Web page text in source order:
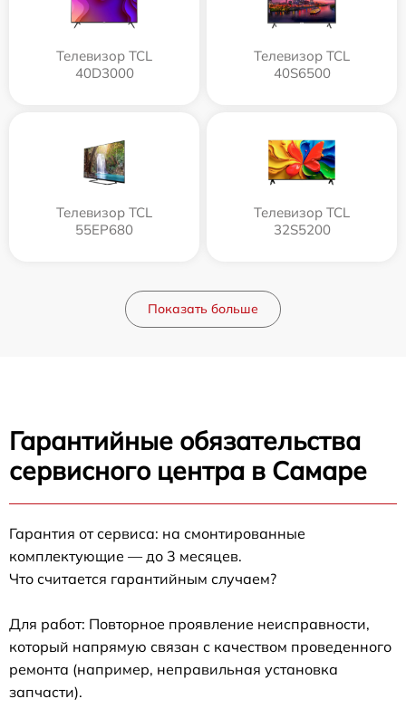
Телевизор TCL
40D3000
Телевизор TCL
40S6500
Телевизор TCL
55EP680
Телевизор TCL
32S5200
Показать больше
Гарантийные обязательства
сервисного центра в Самаре
Гарантия от сервиса: на смонтированные
комплектующие — до 3 месяцев.
Что считается гарантийным случаем?
Для работ: Повторное проявление неисправности,
который напрямую связан с качеством проведенного
ремонта (например, неправильная установка
запчасти).